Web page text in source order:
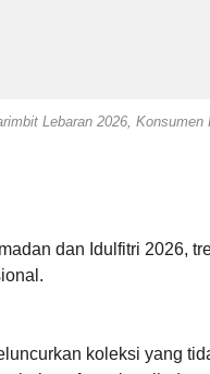
Lebaran 2026,
dan Idulfitri 2026,
koleksi yang